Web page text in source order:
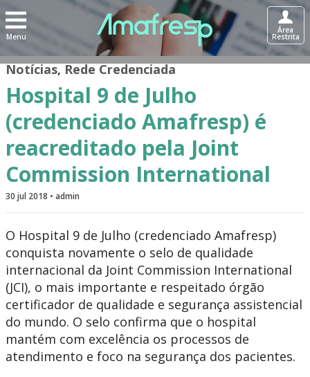
Menu
Área
Restrita
Notícias,Rede Credenciada
Hospital 9 de Julho
(credenciado Amafresp) é
reacreditado pela Joint
Commission International
30 jul 2018 • admin
O Hospital 9 de Julho (credenciado Amafresp)
conquista novamente o selo de qualidade
internacional da Joint Commission International
(JCI), o mais importante e respeitado órgão
certificador de qualidade e segurança assistencial
do mundo. O selo confirma que o hospital
mantém com excelência os processos de
atendimento e foco na segurança dos pacientes.